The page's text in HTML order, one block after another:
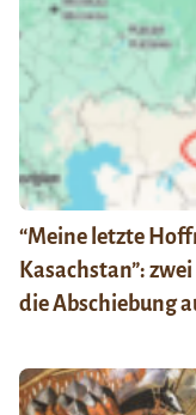
“Meine letzte
Kasachstan”:
die Abschiebung